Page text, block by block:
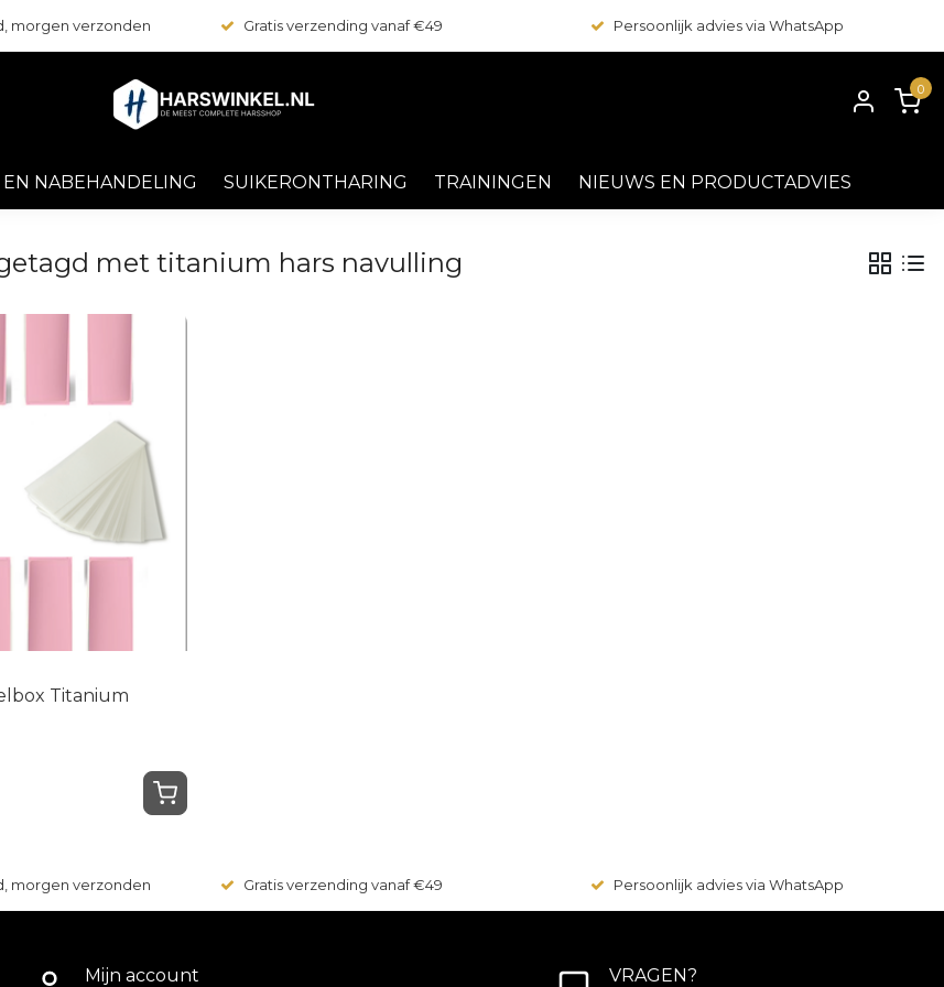
morgen verzonden Gratis verzending vanaf €49 Persoonlijk advies via WhatsApp
0
NABEHANDELING SUIKERONTHARING TRAININGEN NIEUWS EN PRODUCTADVIES
met titanium hars navulling
Titanium
morgen verzonden Gratis verzending vanaf €49 Persoonlijk advies via WhatsApp
Mijn account VRAGEN?